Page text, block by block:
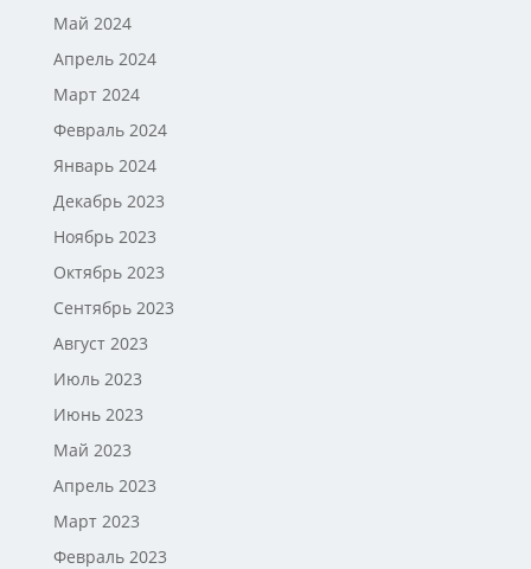
Май 2024
Апрель 2024
Март 2024
Февраль 2024
Январь 2024
Декабрь 2023
Ноябрь 2023
Октябрь 2023
Сентябрь 2023
Август 2023
Июль 2023
Июнь 2023
Май 2023
Апрель 2023
Март 2023
Февраль 2023